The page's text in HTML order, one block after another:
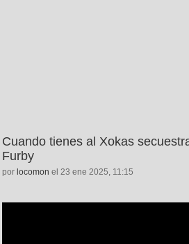
Cuando tienes al Xokas
Furby
por locomon el 23 ene 2025, 11:15